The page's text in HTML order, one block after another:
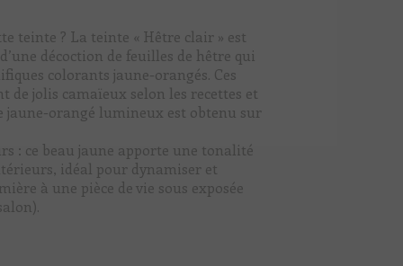
teinte ? La teinte « Hêtre clair » est
décoction de feuilles de hêtre qui
colorants jaune-orangés. Ces
de jolis camaïeux selon les recettes et
jaune-orangé lumineux est obtenu sur
: ce beau jaune apporte une tonalité
idéal pour dynamiser et
à une pièce de vie sous exposée